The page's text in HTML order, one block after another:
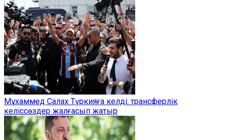
Мұхаммед Салах Түркияға келді: трансферлік
келіссөздер жалғасып жатыр